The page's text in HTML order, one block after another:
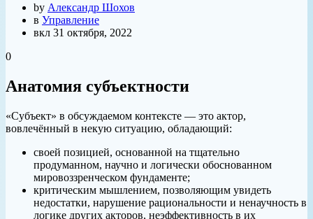
by Александр Шохов
в Управление
вкл 31 октября, 2022
0
Анатомия субъектности
«Субъект» в обсуждаемом контексте — это актор,
вовлечённый в некую ситуацию, обладающий:
своей позицией, основанной на тщательно
продуманном, научно и логически обоснованном
мировоззренческом фундаменте;
критическим мышлением, позволяющим увидеть
недостатки, нарушение рациональности и ненаучность в
логике других акторов, неэффективность в их